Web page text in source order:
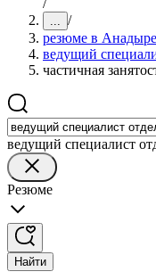
/
... /
резюме в Анадыре
ведущий
частичная
ведущий специалист
Резюме
Найти